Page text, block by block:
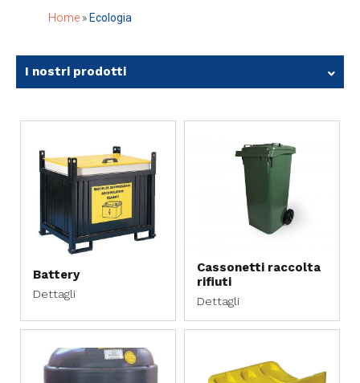
»
Home Ecologia
Battery
Dettagli
Cassonetti raccolta
rifiuti
Dettagli
I nostri prodotti